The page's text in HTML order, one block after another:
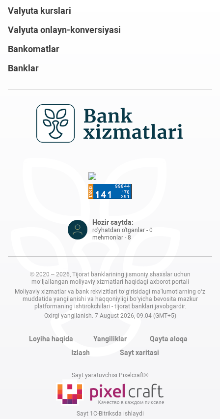
Valyuta kurslari
Valyuta onlayn-konversiyasi
Bankomatlar
Banklar
Hozir saytda:
ro'yhatdan o'tganlar - 0
mehmonlar - 8
© 2020 – 2026, Tijorat banklarining jismoniy shaxslar uchun
mo‘ljallangan moliyaviy xizmatlari haqidagi axborot portali
Moliyaviy xizmatlar va bank rekvizitlari to‘g‘risidagi ma'lumotlarning o‘z
muddatida yangilanishi va haqqoniyligi bo‘yicha bevosita mazkur
platformaning ishtirokchilari - tijorat banklari javobgardir.
Oxirgi yangilanish: 7 August 2026, 09:04 (GMT+5)
Loyiha haqida Yangiliklar
Qayta aloqa
Izlash
Sayt xaritasi
Sayt yaratuvchisi Pixelcraft®
Sayt 1C-Bitriksda ishlaydi